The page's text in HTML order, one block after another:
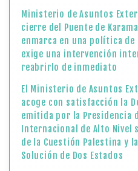
Ministerio de Asuntos
cierre del Puente de
enmarca en una política
exige una intervención
reabrirlo de inmediato
El Ministerio de Asuntos
acoge con satisfacción la
emitida por la Presidencia
Internacional de Alto Nivel
de la Cuestión Palestina y
Solución de Dos Estados